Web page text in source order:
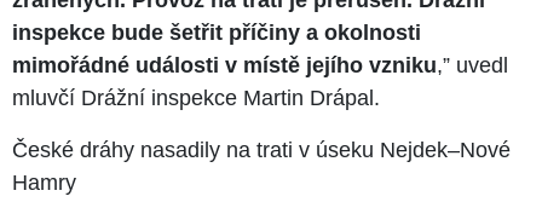
inspekce bude šetřit příčiny a okolnosti
mimořádné události v místě jejího vzniku,” uvedl
mluvčí Drážní inspekce Martin Drápal.
České dráhy nasadily na trati v úseku Nejdek–Nové
Hamry